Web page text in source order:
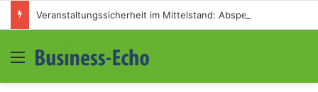
Menü